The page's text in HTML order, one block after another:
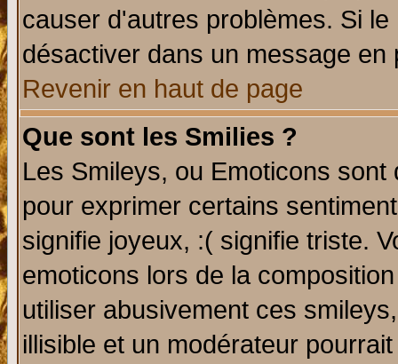
causer d'autres problèmes. Si
désactiver dans un message
Revenir en haut de page
Que sont les Smilies ?
Les Smileys, ou Emoticons
pour exprimer certains
signifie joyeux, :( signifie triste.
emoticons lors de la
utiliser abusivement ces
illisible et un modérateur